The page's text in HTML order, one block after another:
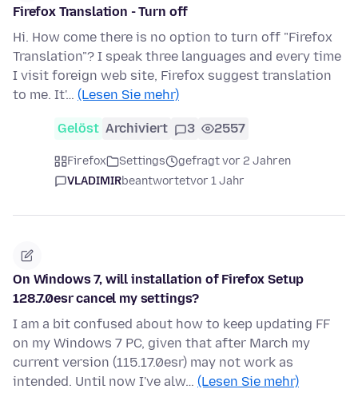
Firefox Translation - Turn off
Hi. How come there is no option to turn off "Firefox
Translation"? I speak three languages and every time
I visit foreign web site, Firefox suggest translation
to me. It'… (Lesen Sie mehr)
Gelöst Archiviert 3 2557
Firefox Settings
gefragt vor 2 Jahren
VLADIMIRbeantwortetvor 1 Jahr
On Windows 7, will installation of Firefox Setup
128.7.0esr cancel my settings?
I am a bit confused about how to keep updating FF
on my Windows 7 PC, given that after March my
current version (115.17.0esr) may not work as
intended. Until now I've alw… (Lesen Sie mehr)